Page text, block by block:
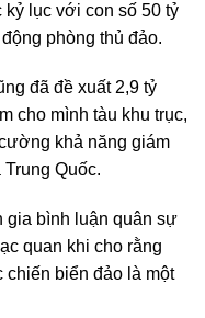
lục với con số 50 tỷ
phòng thủ đảo.
đã đề xuất 2,9 tỷ
cho mình tàu khu trục,
khả năng giám
Quốc.
gia bình luận quân sự
quan khi cho rằng
chiến biển đảo là một